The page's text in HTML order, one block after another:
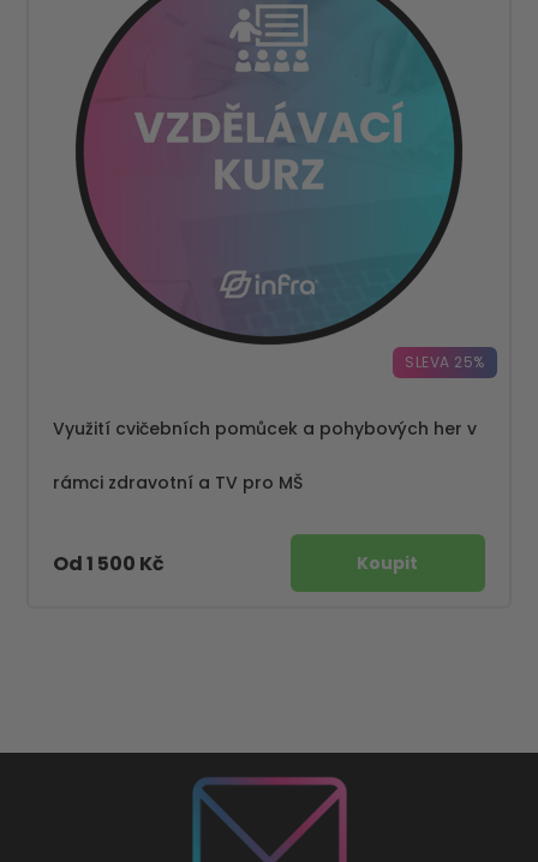
SLEVA 25%
Využití cvičebních pomůcek a pohybových her v
rámci zdravotní a TV pro MŠ
Od 1 500 Kč